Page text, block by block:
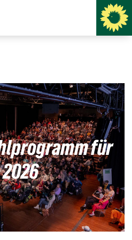
für
2026